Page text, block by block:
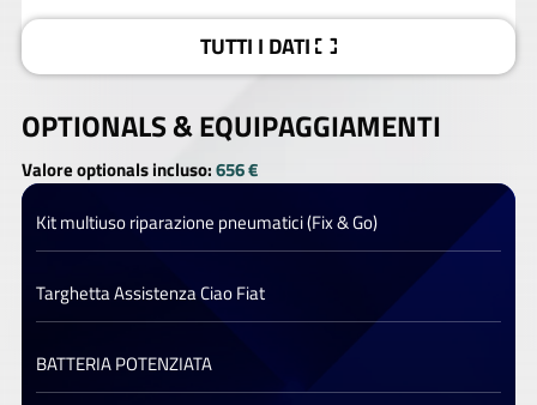
TUTTI I DATI
OPTIONALS &EQUIPAGGIAMENTI
Valore optionals incluso:656 €
Kit multiuso riparazione pneumatici (Fix & Go)
Targhetta Assistenza Ciao Fiat
BATTERIA POTENZIATA